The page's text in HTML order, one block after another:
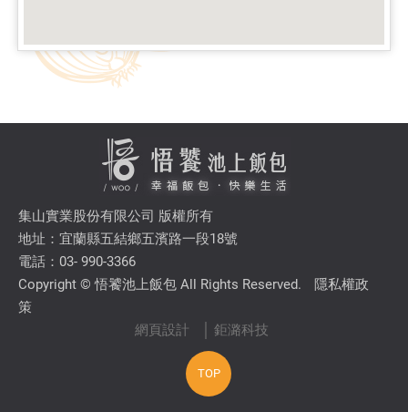
集山實業股份有限公司 版權所有
地址：宜蘭縣五結鄉五濱路一段18號
電話：03- 990-3366
Copyright © 悟饕池上飯包 All Rights Reserved.
隱私權政
策
網頁設計
│ 鉅潞科技
TOP